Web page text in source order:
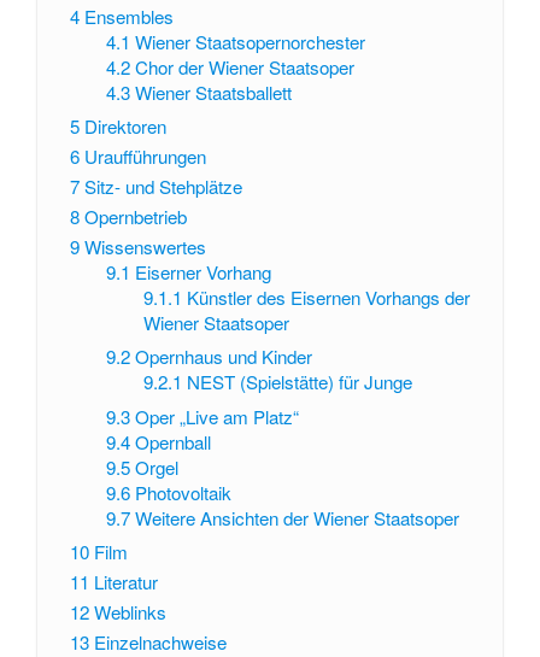
4 Ensembles
4.1 Wiener Staatsopernorchester
4.2 Chor der Wiener Staatsoper
4.3 Wiener Staatsballett
5 Direktoren
6 Uraufführungen
7Sitz- und Stehplätze
8Opernbetrieb
9Wissenswertes
9.1 Eiserner Vorhang
9.1.1 Künstler des Eisernen Vorhangs der
Wiener Staatsoper
9.2 Opernhaus und Kinder
9.2.1 NEST (Spielstätte) für Junge
9.3 Oper „Live am Platz“
9.4 Opernball
9.5 Orgel
9.6 Photovoltaik
9.7 Weitere Ansichten der Wiener Staatsoper
10 Film
11 Literatur
12Weblinks
13 Einzelnachweise